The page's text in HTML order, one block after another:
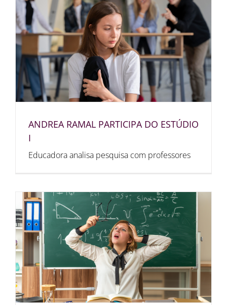
ANDREA RAMAL PARTICIPA DO ESTÚDIO
I
Educadora analisa pesquisa com professores